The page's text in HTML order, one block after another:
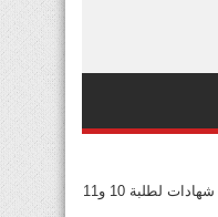
لا شهادات لطلبة 10 و11